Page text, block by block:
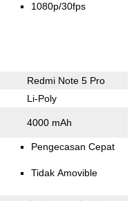
1080p/30fps
Redmi Note 5 Pro
Li-Poly
4000 mAh
Pengecasan Cepat
Tidak Amovible